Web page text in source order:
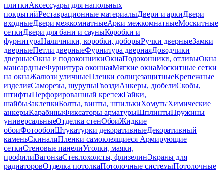
плиткиАксессуары для напольных
покрытийРеставрационные материалыДвери и аркиДвери
входныеДвери межкомнатныеАрки межкомнатныеМоскитные
сеткиДвери для бани и сауныКоробки и
фурнитураНаличники, коробки, доборыРучки дверныеЗамки
дверныеПетли дверныеФурнитура двернаяДоводчики
дверныеОкна и подоконникиОкнаПодоконники, отливыОкна
мансардныеФурнитура оконнаяМягкие окнаМоскитные сетки
на окнаЖалюзи уличныеПленки солнцезащитныеКрепежные
изделияСаморезы, шурупыГвоздиАнкеры, дюбелиСкобы,
штифтыПерфорированный крепежГайки,
шайбыЗаклепкиБолты, винты, шпилькиХомутыХимические
анкерыКарабиныФиксаторы арматурыШплинтыПружины
универсальныеОтделка стенОбоиЖидкие
обоиФотообоиШтукатурки декоративныеДекоративный
каменьСкиналиПленки самоклеящиеся Армирующие
сеткиСтеновые панелиУголки, маяки,
профилиВагонкаСтеклохолсты, флизелинЭкраны для
радиаторовОтделка потолкаПотолочные системыПотолочные